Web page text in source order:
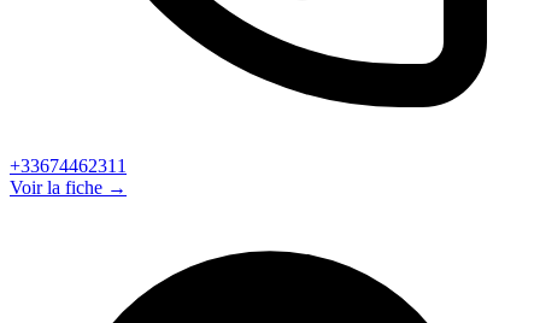
+33674462311
Voir la fiche →